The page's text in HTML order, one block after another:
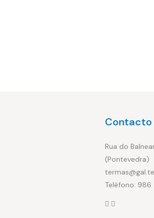
Contacto
Rua do
(Pontevedra)
Teléfono: 986